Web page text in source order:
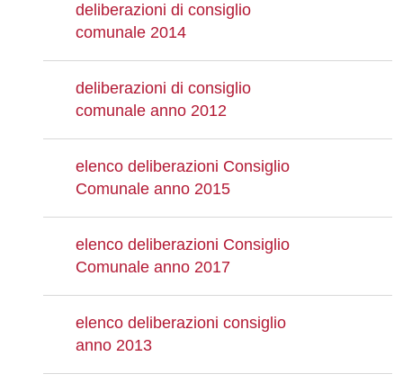
deliberazioni di consiglio
comunale 2014
deliberazioni di consiglio
comunale anno 2012
elenco deliberazioni Consiglio
Comunale anno 2015
elenco deliberazioni Consiglio
Comunale anno 2017
elenco deliberazioni consiglio
anno 2013